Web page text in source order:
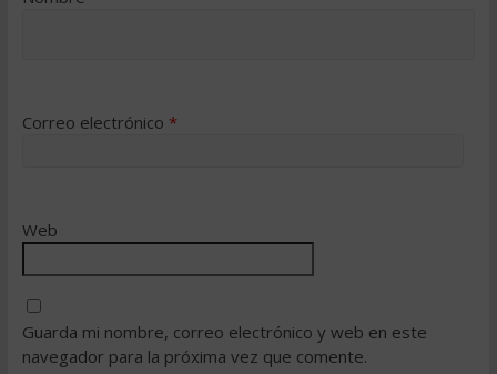
Correo electrónico *
Web
Guarda mi nombre, correo electrónico y web en este
navegador para la próxima vez que comente.